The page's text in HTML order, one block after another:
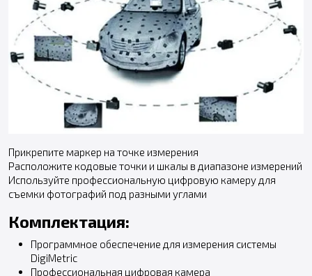
Прикрепите маркер на точке измерения
Расположите кодовые точки и шкалы в диапазоне измерений
Используйте профессиональную цифровую камеру для
съемки фотографий под разными углами
Комплектация:
Программное обеспечение для измерения системы
DigiMetric
Профессиональная цифровая камера